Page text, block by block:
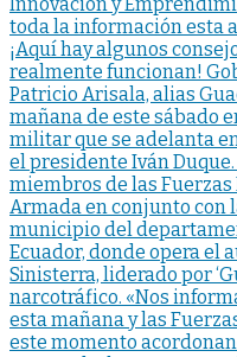
toda la información esta
¡Aquí hay algunos
realmente funcionan!
Patricio Arisala, alias
mañana de este sábado
militar que se adelanta
el presidente Iván
miembros de las
Armada en conjunto con
municipio del
Ecuador, donde opera el
Sinisterra, liderado por
narcotráfico. «Nos
esta mañana y las
este momento